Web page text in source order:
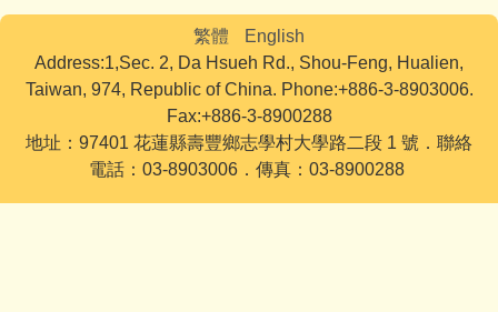
繁體
English
Address:1,Sec. 2, Da Hsueh Rd., Shou-Feng, Hualien,
Taiwan, 974, Republic of China. Phone:+886-3-8903006.
Fax:+886-3-8900288
地址：97401 花蓮縣壽豐鄉志學村大學路二段 1 號．聯絡
電話：03-8903006．傳真：03-8900288